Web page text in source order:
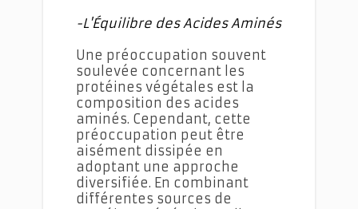
-L'Équilibre des Acides Aminés
Une préoccupation souvent
soulevée concernant les
protéines végétales est la
composition des acides
aminés. Cependant, cette
préoccupation peut être
aisément dissipée en
adoptant une approche
diversifiée. En combinant
différentes sources de